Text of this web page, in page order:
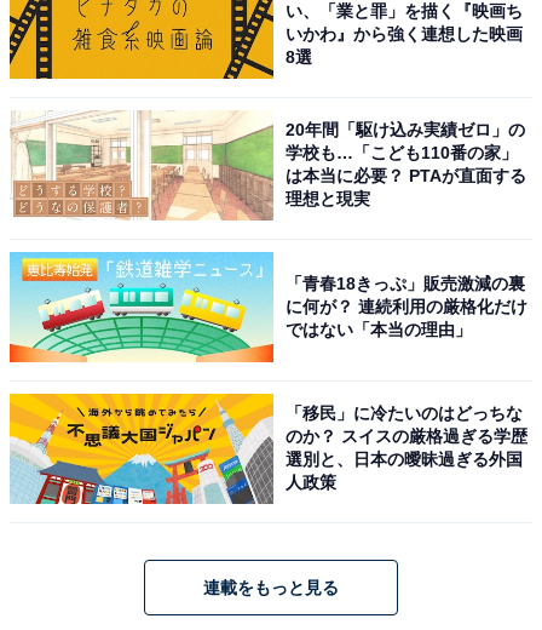
い、「業と罪」を描く『映画ち
いかわ』から強く連想した映画
8選
20年間「駆け込み実績ゼロ」の
学校も…「こども110番の家」
は本当に必要？ PTAが直面する
理想と現実
「青春18きっぷ」販売激減の裏
に何が？ 連続利用の厳格化だけ
ではない「本当の理由」
「移民」に冷たいのはどっちな
のか？ スイスの厳格過ぎる学歴
選別と、日本の曖昧過ぎる外国
人政策
連載をもっと見る